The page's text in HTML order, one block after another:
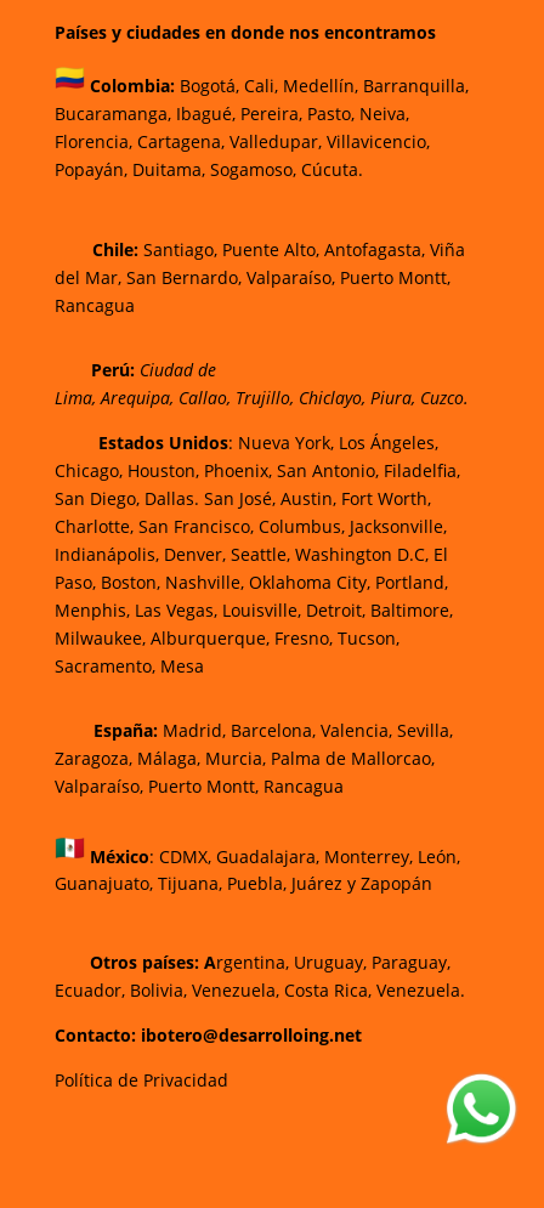
Países y ciudades en donde nos encontramos
Colombia: Bogotá,Cali, Medellín, Barranquilla,
Bucaramanga,Ibagué,Pereira,Pasto, Neiva,
Florencia, Cartagena, Valledupar, Villavicencio,
Popayán, Duitama, Sogamoso, Cúcuta.
Chile:Santiago, Puente Alto, Antofagasta, Viña
del Mar, San Bernardo, Valparaíso, Puerto Montt,
Rancagua
Perú: Ciudad de
Lima, Arequipa, Callao, Trujillo, Chiclayo, Piura, Cuzco.
Estados Unidos: Nueva York, Los Ángeles,
Chicago, Houston, Phoenix, San Antonio, Filadelfia,
San Diego, Dallas. San José, Austin, Fort Worth,
Charlotte, San Francisco, Columbus, Jacksonville,
Indianápolis, Denver, Seattle, Washington D.C, El
Paso, Boston, Nashville, Oklahoma City, Portland,
Menphis, Las Vegas, Louisville, Detroit, Baltimore,
Milwaukee, Alburquerque, Fresno, Tucson,
Sacramento, Mesa
España: Madrid, Barcelona, Valencia, Sevilla,
Zaragoza, Málaga, Murcia, Palma de Mallorcao,
Valparaíso, Puerto Montt, Rancagua
México: CDMX, Guadalajara, Monterrey, León,
Guanajuato, Tijuana, Puebla, Juárez y Zapopán
Otros países: Argentina, Uruguay, Paraguay,
Ecuador, Bolivia, Venezuela, Costa Rica, Venezuela.
Contacto: ibotero@desarrolloing.net
Política de Privacidad
w